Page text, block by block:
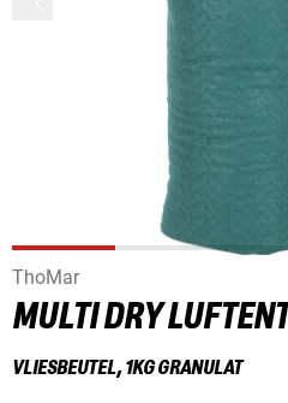
ThoMar
MULTI DRY
VLIESBEUTEL, 1KG GRANULAT